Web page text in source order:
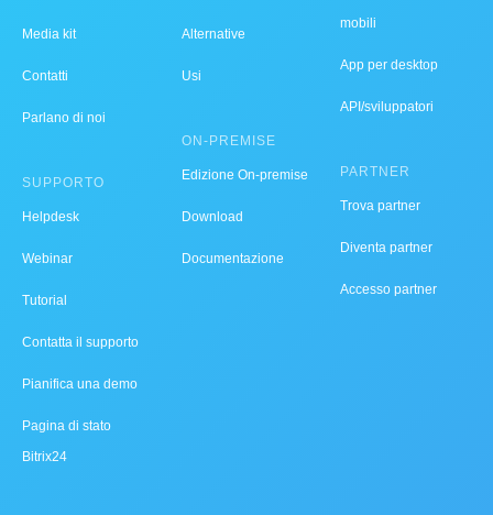
Media kit
Contatti
Parlano di noi
SUPPORTO
Helpdesk
Webinar
Tutorial
Contatta il supporto
Pianifica una demo
Pagina di stato
Bitrix24
Alternative
Usi
ON-PREMISE
Edizione On-premise
Download
Documentazione
mobili
App per desktop
API/sviluppatori
PARTNER
Trova partner
Diventa partner
Accesso partner